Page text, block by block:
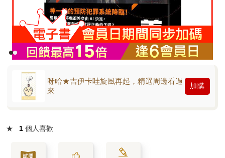
呀哈★吉伊卡哇旋風再起，精選周邊看過
來
加購
★ 1 個人喜歡